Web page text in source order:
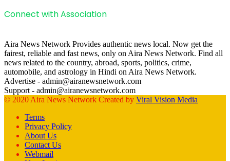
Connect with Association
Aira News Network Provides authentic news local. Now get the
fairest, reliable and fast news, only on Aira News Network. Find all
news related to the country, abroad, sports, politics, crime,
automobile, and astrology in Hindi on Aira News Network.
Advertise - admin@airanewsnetwork.com
Support - admin@airanewsnetwork.com
© 2020 Aira News Network Created by Viral Vision Media
Terms
Privacy Policy
About Us
Contact Us
Webmail